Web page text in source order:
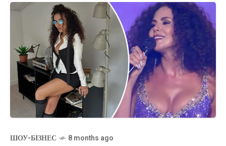
ШОУ-БІЗНЕС 8 months ago